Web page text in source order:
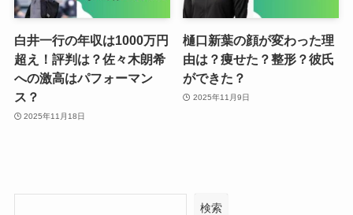
白井一行の年収は1000万円
超え！評判は？佐々木朗希
への激高はパフォーマン
ス？
2025年11月18日
樋口新葉の顔が変わった理
由は？痩せた？整形？彼氏
ができた？
2025年11月9日
検索